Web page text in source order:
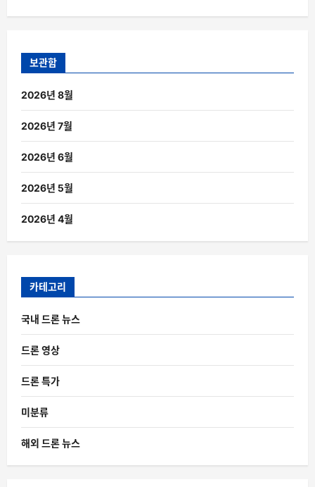
보관함
2026년 8월
2026년 7월
2026년 6월
2026년 5월
2026년 4월
카테고리
국내 드론 뉴스
드론 영상
드론 특가
미분류
해외 드론 뉴스